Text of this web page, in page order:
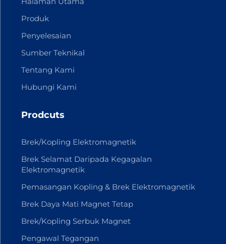
Produk
Penyelesaian
Sumber Teknikal
Tentang Kami
Hubungi Kami
Prodcuts
Brek/Kopling Elektromagnetik
Brek Selamat Daripada Kegagalan
Elektromagnetik
Pemasangan Kopling & Brek Elektromagnetik
Brek Daya Mati Magnet Tetap
Brek/Kopling Serbuk Magnet
Pengawal Tegangan